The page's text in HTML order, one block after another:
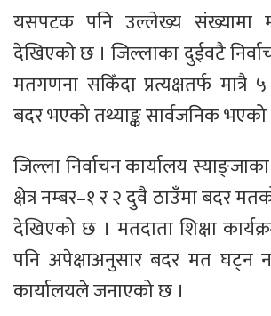
यसपटक पनि उल्लेख्य संख्यामा
देखिएको छ । जिल्लाका दुईवटै
मतगणना सकिँदा प्रत्यक्षतर्फ
बदर भएको तथ्याङ्क सार्वजनिक भएको
जिल्ला निर्वाचन कार्यालय
क्षेत्र नम्बर–१ र २ दुवै ठाउँमा बदर
देखिएको छ । मतदाता शिक्षा
पनि अपेक्षाअनुसार बदर मत घट्न
कार्यालयले जनाएको छ ।